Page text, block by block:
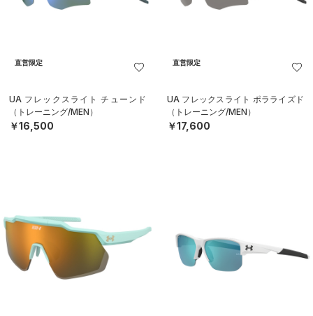
直営限定
UA フレックスライト チューンド
（トレーニング/MEN）
￥16,500
直営限定
UA フレックスライト ポラライズド
（トレーニング/MEN）
￥17,600